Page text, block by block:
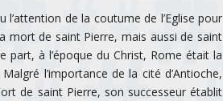
de la coutume de l’Eglise pour
mort de saint Pierre, mais aussi de saint
part, à l’époque du Christ, Rome était la
l’importance de la cité d’Antioche,
de saint Pierre, son successeur établit